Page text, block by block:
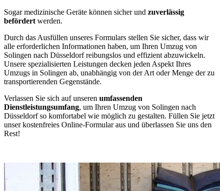
Sogar medizinische Geräte können sicher und zuverlässig
befördert werden.
Durch das Ausfüllen unseres Formulars stellen Sie sicher, dass wir
alle erforderlichen Informationen haben, um Ihren Umzug von
Solingen nach Düsseldorf reibungslos und effizient abzuwickeln.
Unsere spezialisierten Leistungen decken jeden Aspekt Ihres
Umzugs in Solingen ab, unabhängig von der Art oder Menge der zu
transportierenden Gegenstände.
Verlassen Sie sich auf unseren umfassenden
Dienstleistungsumfang, um Ihren Umzug von Solingen nach
Düsseldorf so komfortabel wie möglich zu gestalten. Füllen Sie jetzt
unser kostenfreies Online-Formular aus und überlassen Sie uns den
Rest!